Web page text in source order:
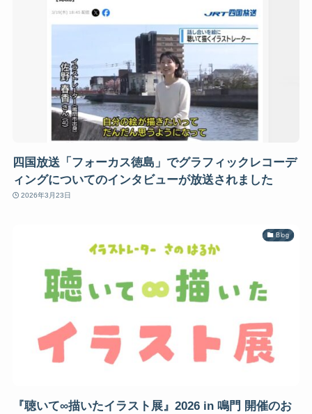
四国放送「フォーカス徳島」でグラフィックレコーデ
ィングについてのインタビューが放送されました
2026年3月23日
Blog
『聴いて∞描いたイラスト展』2026 in 鳴門 開催のお